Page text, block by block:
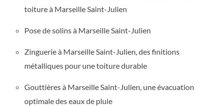
toiture à Marseille Saint-Julien
Pose de solins à Marseille Saint-Julien
Zinguerie à Marseille Saint-Julien, des finitions
métalliques pour une toiture durable
Gouttières à Marseille Saint-Julien, une évacuation
optimale des eaux de pluie